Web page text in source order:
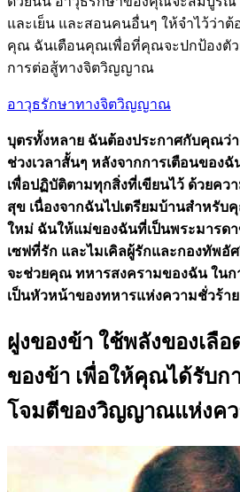
และเย็น และสอนคนอื่นๆ ให้จำไว้ว่า
คุณ ฉันเตือนคุณเพื่อที่คุณจะปกป้องตัว
การต่อสู้ทางจิตวิญญาณ
อาวุธรักษาทางจิตวิญญาณ
บุตรทั้งหลาย ฉันต้องประกาศกับคุณว่
ช่วงเวลาสั้นๆ หลังจากการเตือนของ
เพื่อปฏิบัติตามทุกสิ่งที่เขียนไว้ ด้วยคว
สุข เนื่องจากฉันไปเตรียมบ้านสำหรับ
ใหม่ ฉันให้แม่ของฉันที่เป็นพระมารด
เซฟที่รัก และไมเคิลผู้รักและกองทัพอั
จะช่วยคุณ ทหารสงครามของฉัน ในก
เป็นหัวหน้าของทหารแห่งความชั่วร้าย
ฝูงของข้า ใช้พลังของเลื
ของข้า เพื่อให้คุณได้รับก
โจมตีของวิญญาณแห่งคว